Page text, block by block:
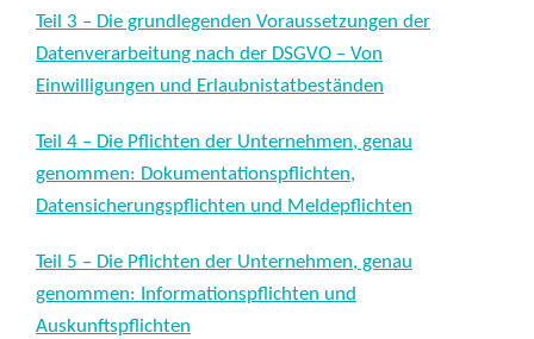
Teil 3 – Die grundlegenden Voraussetzungen der
Datenverarbeitung nach der DSGVO – Von
Einwilligungen und Erlaubnistatbeständen
Teil 4 – Die Pflichten der Unternehmen, genau
genommen: Dokumentationspflichten,
Datensicherungspflichten und Meldepflichten
Teil 5 – Die Pflichten der Unternehmen, genau
genommen: Informationspflichten und
Auskunftspflichten